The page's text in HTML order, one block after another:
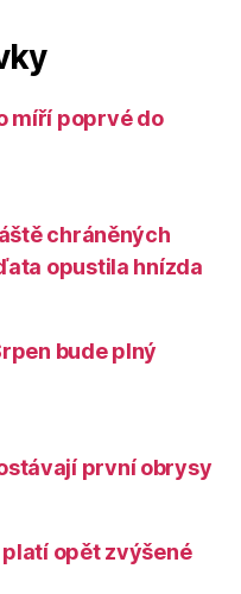
míří poprvé do
chráněných
opustila hnízda
bude plný
první obrysy
opět zvýšené